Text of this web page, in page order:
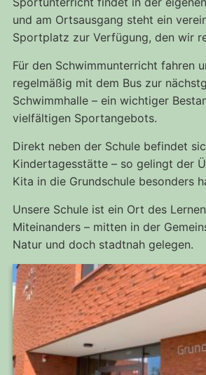
und am Ortsausgang steht ein
Sportplatz zur Verfügung, den wir
Für den Schwimmunterricht fahren
regelmäßig mit dem Bus zur
Schwimmhalle – ein wichtiger
vielfältigen Sportangebots.
Direkt neben der Schule befindet
Kindertagesstätte – so gelingt der
Kita in die Grundschule besonders
Unsere Schule ist ein Ort des
Miteinanders – mitten in der
Natur und doch stadtnah gelegen.